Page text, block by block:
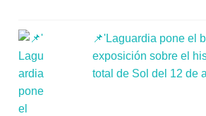
📌'Laguardia pone el
exposición sobre el
total de Sol del 12 de